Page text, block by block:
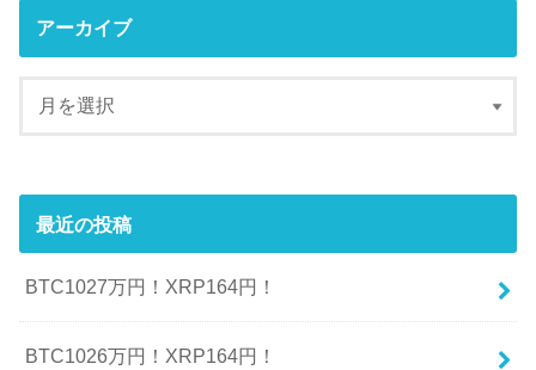
アーカイブ
最近の投稿
BTC1027万円！XRP164円！
BTC1026万円！XRP164円！